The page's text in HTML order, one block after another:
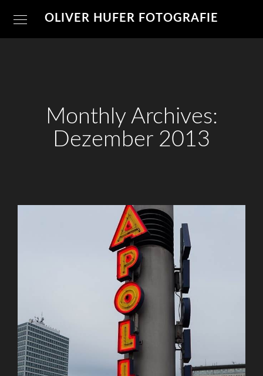
OLIVER HUFER FOTOGRAFIE
Monthly Archives:
Dezember 2013